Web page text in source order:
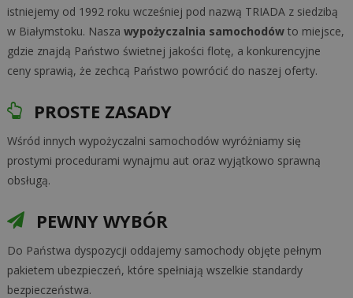
istniejemy od 1992 roku wcześniej pod nazwą TRIADA z siedzibą
w Białymstoku. Nasza wypożyczalnia samochodówto miejsce,
gdzie znajdą Państwo świetnej jakości flotę, a konkurencyjne
ceny sprawią, że zechcą Państwo powrócić do naszej oferty.
PROSTE ZASADY
Wśród innych wypożyczalni samochodów wyróżniamy się
prostymi procedurami wynajmu aut oraz wyjątkowo sprawną
obsługą.
PEWNY WYBÓR
Do Państwa dyspozycji oddajemy samochody objęte pełnym
pakietem ubezpieczeń, które spełniają wszelkie standardy
bezpieczeństwa.